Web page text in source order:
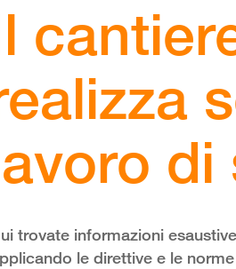
di
trovate informazioni
le direttive e le